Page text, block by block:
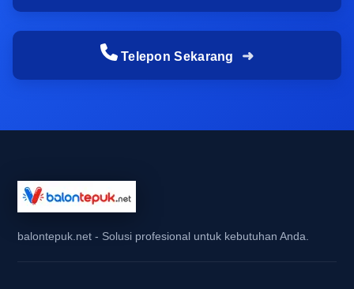
Balon tepuk yang terlihat sederhana justru sering
menjadi elemen yang paling cepat membentuk
bagi balon tepuk supporter acara karena gerakan
massal mampu menciptakan atmosfer yang lebih
Telepon Sekarang
balontepuk.net - Solusi profesional untuk kebutuhan Anda.